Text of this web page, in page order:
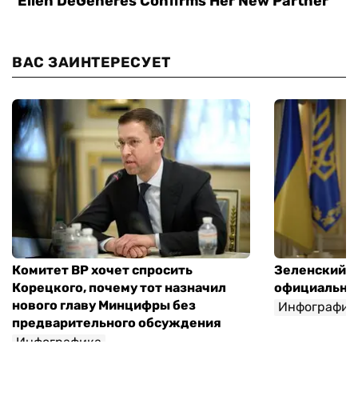
ВАС ЗАИНТЕРЕСУЕТ
Комитет ВР хочет спросить
Корецкого, почему тот назначил
нового главу Минцифры без
предварительного обсуждения
Инфографика
Зеленский